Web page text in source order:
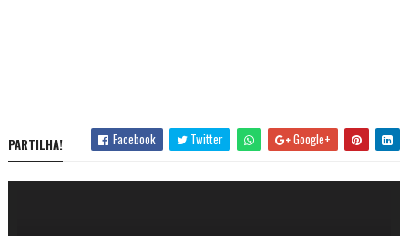
PARTILHA! Facebook Twitter Google+